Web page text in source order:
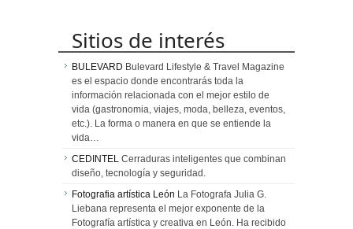
Sitios de interés
BULEVARD Bulevard Lifestyle & Travel Magazine
es el espacio donde encontrarás toda la
información relacionada con el mejor estilo de
vida (gastronomia, viajes, moda, belleza, eventos,
etc.). La forma o manera en que se entiende la
vida…
CEDINTEL Cerraduras inteligentes que combinan
diseño, tecnología y seguridad.
Fotografia artística León La Fotografa Julia G.
Liebana representa el mejor exponente de la
Fotografía artística y creativa en León. Ha recibido